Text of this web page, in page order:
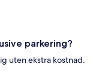
parkering?
uten ekstra kostnad.